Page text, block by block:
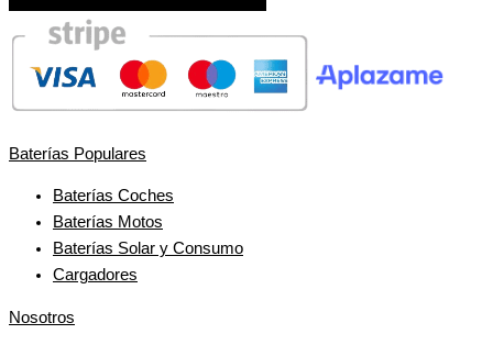
Baterías Populares
Baterías Coches
Baterías Motos
Baterías Solar y Consumo
Cargadores
Nosotros